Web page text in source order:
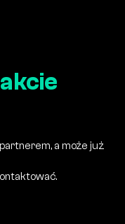
a może już